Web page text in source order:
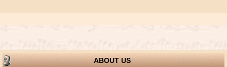
ABOUT US